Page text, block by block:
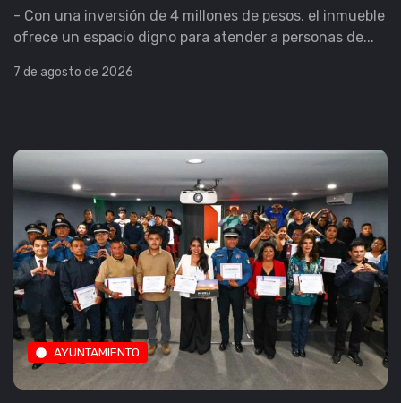
- Con una inversión de 4 millones de pesos, el inmueble
ofrece un espacio digno para atender a personas de...
7 de agosto de 2026
AYUNTAMIENTO